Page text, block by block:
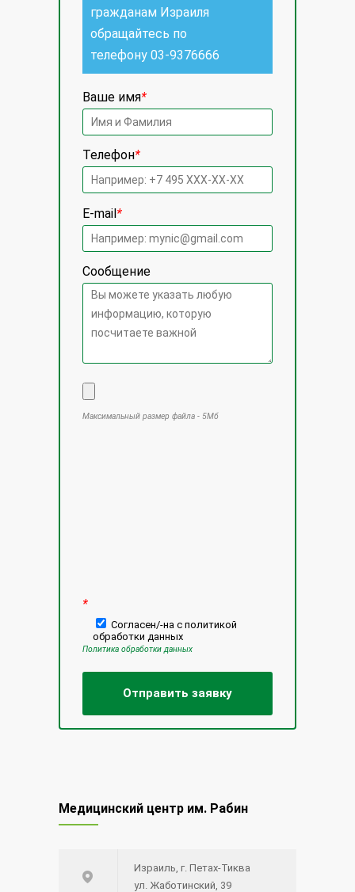
гражданам Израиля
обращайтесь по
телефону 03-9376666
Ваше имя*
Телефон*
E-mail*
Сообщение
Максимальный размер файла - 5Мб
*
Согласен/-на с политикой
обработки данных
Политика обработки данных
Медицинский центр им. Рабин
Израиль, г. Петах-Тиква
ул. Жаботинский, 39